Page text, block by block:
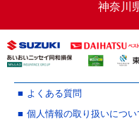
神奈川
よくある質問
個人情報の取り扱いについ